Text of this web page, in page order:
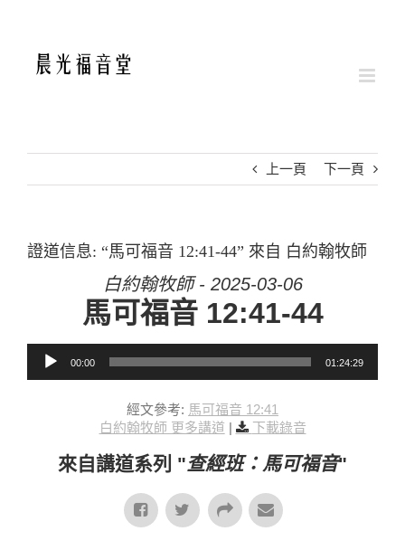
上一頁 下一頁
證道信息: “馬可福音 12:41-44” 來自 白約翰牧師
白約翰牧師 - 2025-03-06
馬可福音 12:41-44
音訊播放器
00:00 01:24:29
經文參考: 馬可福音 12:41
白約翰牧師 更多講道 | 下載錄音
來自講道系列 "查經班：馬可福音"